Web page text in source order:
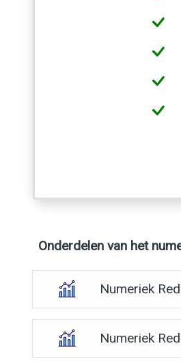
Onderdelen van het
Numeriek
Numeriek